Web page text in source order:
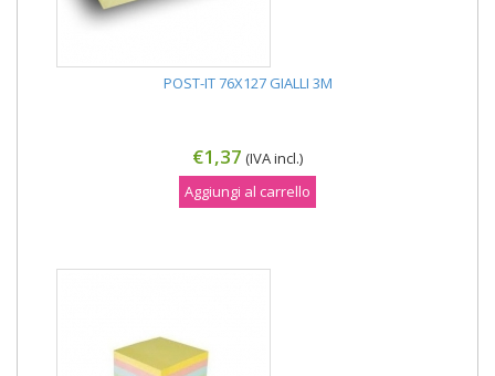
POST-IT 76X127 GIALLI 3M
€1,37 (IVA incl.)
Aggiungi al carrello